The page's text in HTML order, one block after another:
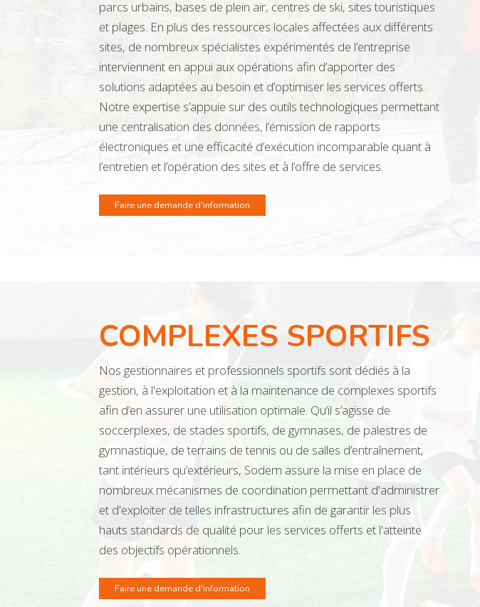
parcs urbains, bases de plein air, centres de ski, sites touristiques
et plages. En plus des ressources locales affectées aux différents
sites, de nombreux spécialistes expérimentés de l’entreprise
interviennent en appui aux opérations afin d’apporter des
solutions adaptées au besoin et d’optimiser les services offerts.
Notre expertise s’appuie sur des outils technologiques permettant
une centralisation des données, l’émission de rapports
électroniques et une efficacité d’exécution incomparable quant à
l’entretien et l’opération des sites et à l’offre de services.
Faire une demande d'information
COMPLEXES SPORTIFS
Nos gestionnaires et professionnels sportifs sont dédiés à la
gestion, à l'exploitation et à la maintenance de complexes sportifs
afin d’en assurer une utilisation optimale. Qu’il s’agisse de
soccerplexes, de stades sportifs, de gymnases, de palestres de
gymnastique, de terrains de tennis ou de salles d’entraînement,
tant intérieurs qu’extérieurs, Sodem assure la mise en place de
nombreux mécanismes de coordination permettant d'administrer
et d'exploiter de telles infrastructures afin de garantir les plus
hauts standards de qualité pour les services offerts et l'atteinte
des objectifs opérationnels.
Faire une demande d'information